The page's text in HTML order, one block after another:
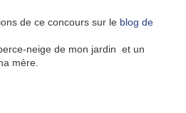
de ce concours sur le blog de
neige de mon jardin et un
mère.